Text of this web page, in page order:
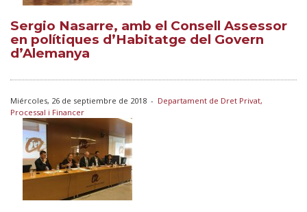
Sergio Nasarre, amb el Consell Assessor
en polítiques d’Habitatge del Govern
d’Alemanya
Miércoles, 26 de septiembre de 2018 - Departament de Dret Privat,
Processal i Financer